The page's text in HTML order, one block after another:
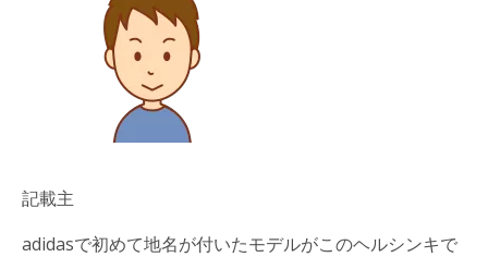
記載主
adidasで初めて地名が付いたモデルがこのヘルシンキで